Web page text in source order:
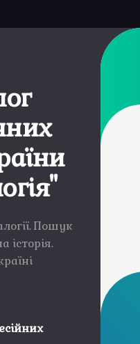
Пошук
історія.